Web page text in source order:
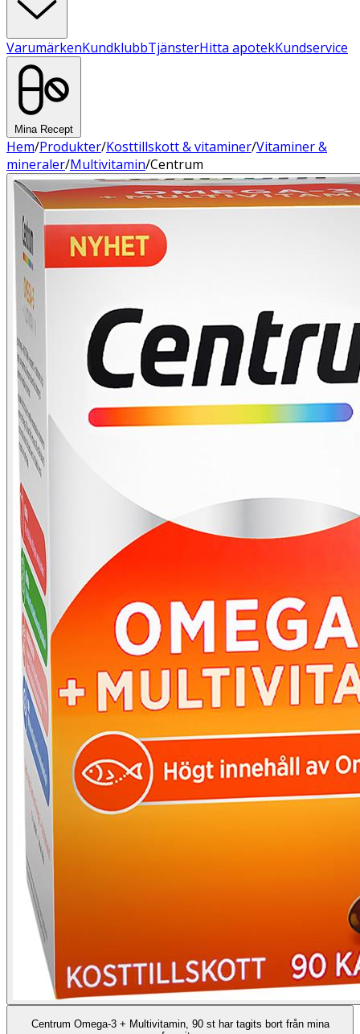
VarumärkenKundklubbTjänsterHitta apotekKundservice
Mina Recept
Hem/Produkter/Kosttillskott & vitaminer/Vitaminer &
mineraler/Multivitamin/Centrum
Centrum Omega-3 + Multivitamin, 90 st har tagits bort från mina